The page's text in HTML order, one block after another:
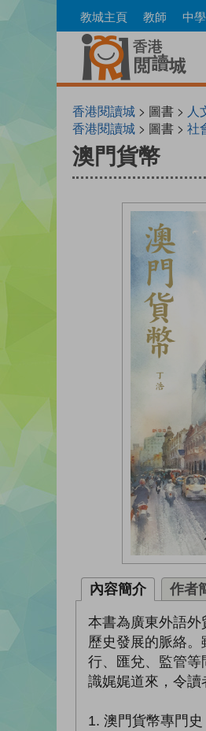
to
教城主頁 教師 中
香港閱讀城 > 圖書 > 人
香港閱讀城 > 圖書 > 社
澳門貨幣
內容簡介 作者
本書為廣東外語外
歷史發展的脈絡
行、匯兌、監管
識娓娓道來，令讀
1. 澳門貨幣專門史